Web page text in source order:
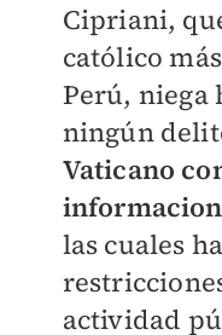
Cipriani,
católico
Perú, niega
ningún
Vaticano
las cuales
actividad